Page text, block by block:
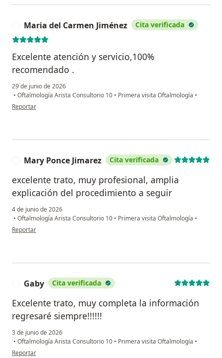
Maria del Carmen Jiménez Cita verificada
Excelente atención y servicio,100%
recomendado .
29 de junio de 2026
• Oftalmología Arista Consultorio 10 • Primera visita Oftalmología •
en opinión del usuario Maria del Carmen Jiménez
Reportar
Mary Ponce Jimarez Cita verificada
excelente trato, muy profesional, amplia
explicación del procedimiento a seguir
4 de junio de 2026
• Oftalmología Arista Consultorio 10 • Primera visita Oftalmología •
en opinión del usuario Mary Ponce Jimarez
Reportar
Gaby Cita verificada
Excelente trato, muy completa la información
regresaré siempre!!!!!!
3 de junio de 2026
• Oftalmología Arista Consultorio 10 • Primera visita Oftalmología •
en opinión del usuario Gaby
Reportar